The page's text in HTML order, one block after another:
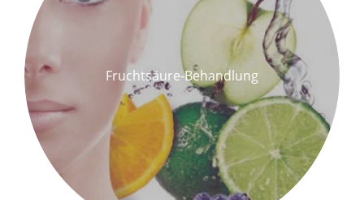
Fruchtsäure-Behandlung